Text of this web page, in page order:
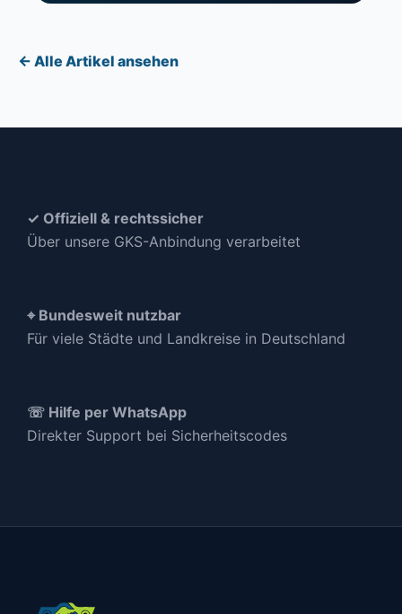
← Alle Artikel ansehen
✓ Offiziell & rechtssicher
Über unsere GKS-Anbindung verarbeitet
⌖ Bundesweit nutzbar
Für viele Städte und Landkreise in Deutschland
☏ Hilfe per WhatsApp
Direkter Support bei Sicherheitscodes